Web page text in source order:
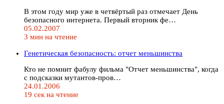
В этом году мир уже в четвёртый раз отмечает День
безопасного интернета. Первый вторник фе…
05.02.2007
3 мин на чтение
Генетическая безопасность: отчет меньшинства
Кто не помнит фабулу фильма "Отчет меньшинства", когда
с подсказки мутантов-пров…
24.01.2006
19 сек на чтение